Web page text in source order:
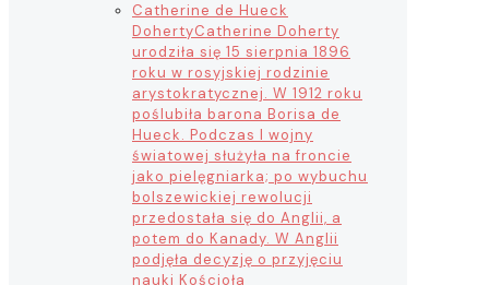
Catherine de Hueck
DohertyCatherine Doherty
urodziła się 15 sierpnia 1896
roku w rosyjskiej rodzinie
arystokratycznej. W 1912 roku
poślubiła barona Borisa de
Hueck. Podczas I wojny
światowej służyła na froncie
jako pielęgniarka; po wybuchu
bolszewickiej rewolucji
przedostała się do Anglii, a
potem do Kanady. W Anglii
podjęła decyzję o przyjęciu
nauki Kościoła